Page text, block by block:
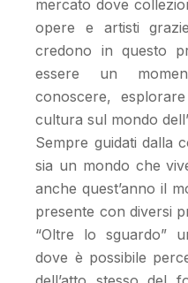
mercato dove
opere e artisti
credono in questo
essere un
conoscere,
cultura sul mondo
Sempre guidati dalla
sia un mondo che
anche quest’anno il
presente con diversi
“Oltre lo sguardo”
dove è possibile